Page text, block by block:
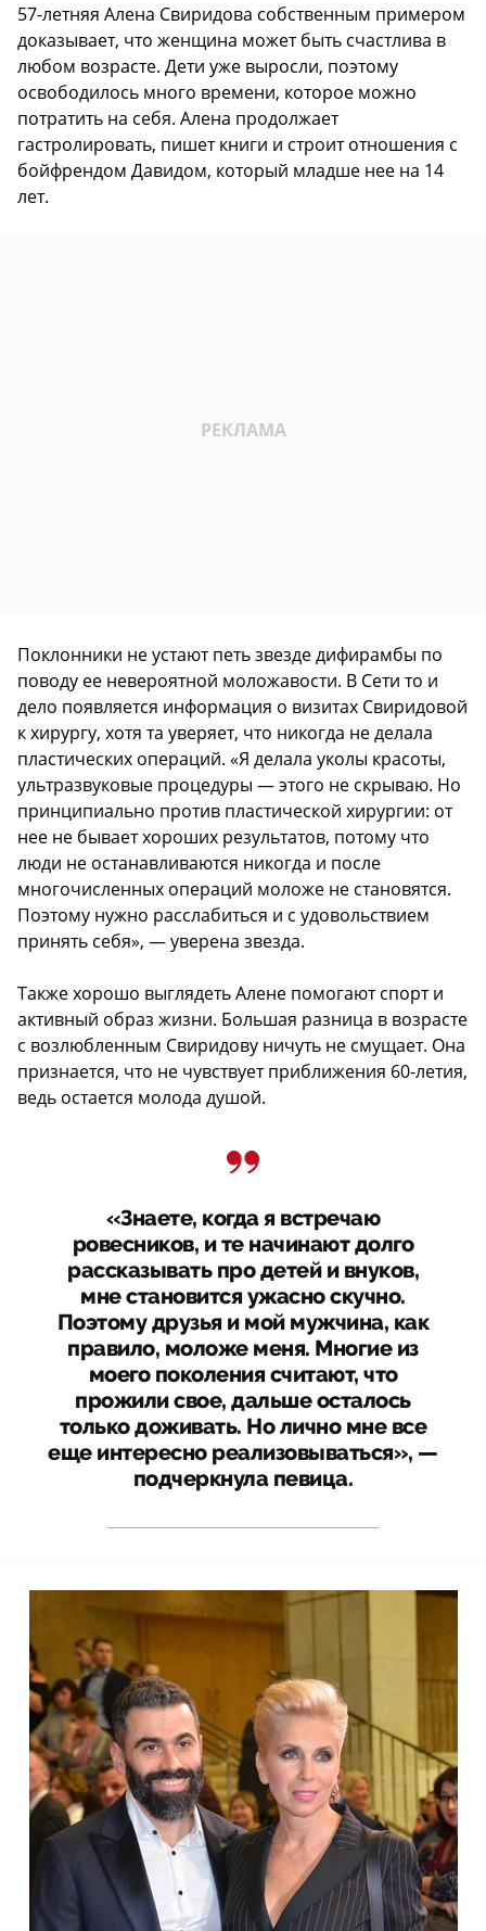
57-летняя Алена Свиридова собственным примером
доказывает, что женщина может быть счастлива в
любом возрасте. Дети уже выросли, поэтому
освободилось много времени, которое можно
потратить на себя. Алена продолжает
гастролировать, пишет книги и строит отношения с
бойфрендом Давидом, который младше нее на 14
лет.
Поклонники не устают петь звезде дифирамбы по
поводу ее невероятной моложавости. В Сети то и
дело появляется информация о визитах Свиридовой
к хирургу, хотя та уверяет, что никогда не делала
пластических операций. «Я делала уколы красоты,
ультразвуковые процедуры — этого не скрываю. Но
принципиально против пластической хирургии: от
нее не бывает хороших результатов, потому что
люди не останавливаются никогда и после
многочисленных операций моложе не становятся.
Поэтому нужно расслабиться и с удовольствием
принять себя», — уверена звезда.
Также хорошо выглядеть Алене помогают спорт и
активный образ жизни. Большая разница в возрасте
с возлюбленным Свиридову ничуть не смущает. Она
признается, что не чувствует приближения 60-летия,
ведь остается молода душой.
«Знаете, когда я встречаю
ровесников, и те начинают долго
рассказывать про детей и внуков,
мне становится ужасно скучно.
Поэтому друзья и мой мужчина, как
правило, моложе меня. Многие из
моего поколения считают, что
прожили свое, дальше осталось
только доживать. Но лично мне все
еще интересно реализовываться», —
подчеркнула певица.